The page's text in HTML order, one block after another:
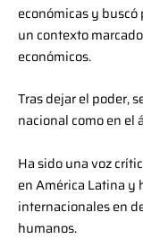
económicas y
un contexto
económicos.
Tras dejar el poder,
nacional como en
Ha sido una voz
en América Latina y
internacionales en
humanos.